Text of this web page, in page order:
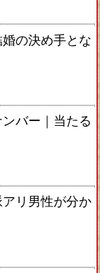
の決め手とな
バー｜当たる
リ男性が分か